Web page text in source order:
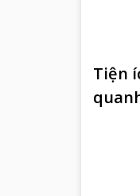
Tiện